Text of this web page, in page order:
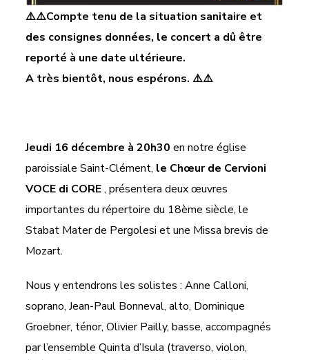
⚠️⚠️Compte tenu de la situation sanitaire et
des consignes données, le concert a dû être
reporté à une date ultérieure.
A très bientôt, nous espérons. ⚠️⚠️
Jeudi 16 décembre à 20h30en notre église
paroissiale Saint-Clément, le Chœur de Cervioni
VOCE di CORE, présentera deux œuvres
importantes du répertoire du 18ème siècle, le
Stabat Mater de Pergolesi et une Missa brevis de
Mozart.
Nous y entendrons les solistes : Anne Calloni,
soprano, Jean-Paul Bonneval, alto, Dominique
Groebner, ténor, Olivier Pailly, basse, accompagnés
par l’ensemble Quinta d’Isula (traverso, violon,